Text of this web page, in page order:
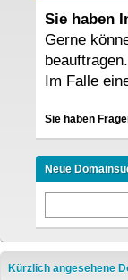
Sie haben
Gerne
Im Falle
Sie haben
Neue
Kürzlich angesehene